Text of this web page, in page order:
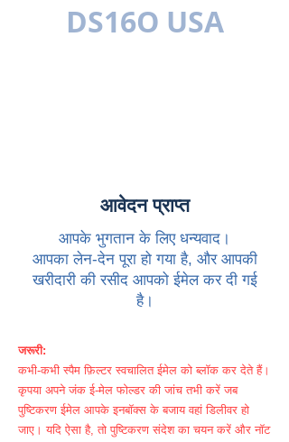
DS16O USA
आवेदन प्राप्त
आपके भुगतान के लिए धन्यवाद।
आपका लेन-देन पूरा हो गया है, और आपकी
खरीदारी की रसीद आपको ईमेल कर दी गई
है।
जरूरी:
कभी-कभी स्पैम फ़िल्टर स्वचालित ईमेल को ब्लॉक कर देते हैं।
कृपया अपने जंक ई-मेल फोल्डर की जांच तभी करें जब
पुष्टिकरण ईमेल आपके इनबॉक्स के बजाय वहां डिलीवर हो
जाए। यदि ऐसा है, तो पुष्टिकरण संदेश का चयन करें और नॉट